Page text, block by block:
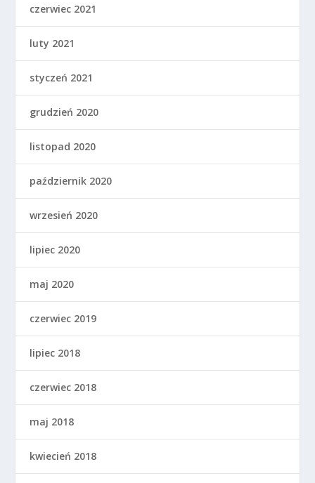
czerwiec 2021
luty 2021
styczeń 2021
grudzień 2020
listopad 2020
październik 2020
wrzesień 2020
lipiec 2020
maj 2020
czerwiec 2019
lipiec 2018
czerwiec 2018
maj 2018
kwiecień 2018